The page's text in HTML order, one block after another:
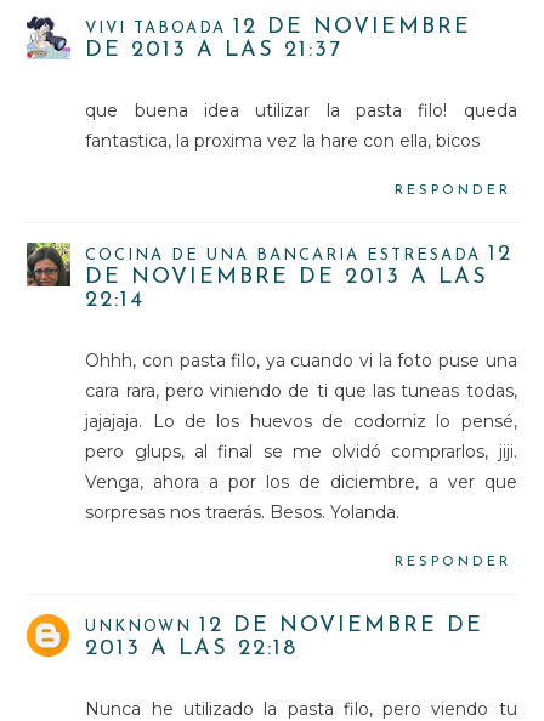
VIVI TABOADA
12 DE NOVIEMBRE
DE 2013 A LAS 21:37
que buena idea utilizar la pasta filo! queda
fantastica, la proxima vez la hare con ella, bicos
RESPONDER
COCINA DE UNA BANCARIA ESTRESADA
12
DE NOVIEMBRE DE 2013 A LAS
22:14
Ohhh, con pasta filo, ya cuando vi la foto puse una
cara rara, pero viniendo de ti que las tuneas todas,
jajajaja. Lo de los huevos de codorniz lo pensé,
pero glups, al final se me olvidó comprarlos, jiji.
Venga, ahora a por los de diciembre, a ver que
sorpresas nos traerás. Besos. Yolanda.
RESPONDER
UNKNOWN
12 DE NOVIEMBRE DE
2013 A LAS 22:18
Nunca he utilizado la pasta filo, pero viendo tu